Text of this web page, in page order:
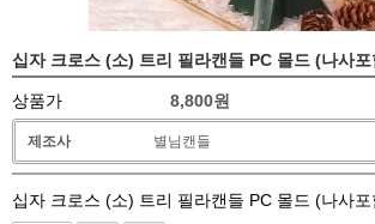
십자 크로스 (소) 트리 필라캔들 PC 몰드 (나사포
상품가 8,800원
제조사 별님캔들
십자 크로스 (소) 트리 필라캔들 PC 몰드 (나사포